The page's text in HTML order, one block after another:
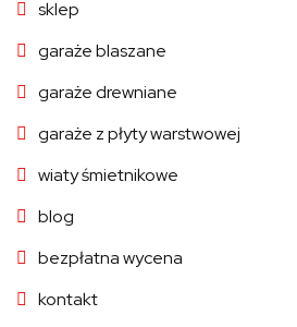
sklep
garaże blaszane
garaże drewniane
garaże z płyty warstwowej
wiaty śmietnikowe
blog
bezpłatna wycena
kontakt